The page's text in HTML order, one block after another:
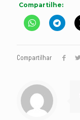
Compartilhe:
Compartilhar